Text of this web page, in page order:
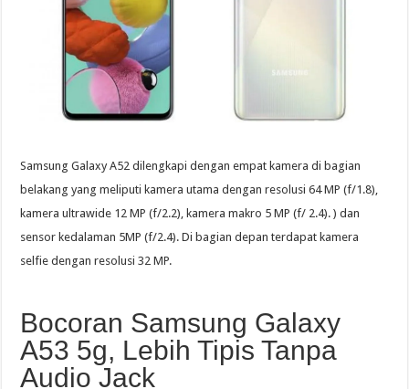
Samsung Galaxy A52 dilengkapi dengan empat kamera di bagian
belakang yang meliputi kamera utama dengan resolusi 64 MP (f/1.8),
kamera ultrawide 12 MP (f/2.2), kamera makro 5 MP (f/ 2.4). ) dan
sensor kedalaman 5MP (f/2.4). Di bagian depan terdapat kamera
selfie dengan resolusi 32 MP.
Bocoran Samsung Galaxy
A53 5g, Lebih Tipis Tanpa
Audio Jack